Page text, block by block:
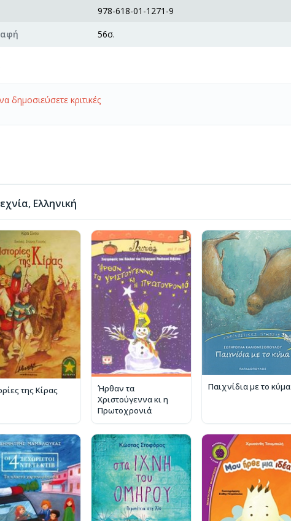
978-618-01-1271-9
56σ.
δημοσιεύσετε κριτικές
Ελληνική
της Κίρας
Ήρθαν τα
Χριστούγεννα κι η
Πρωτοχρονιά
Παιχνίδια με το κύμα